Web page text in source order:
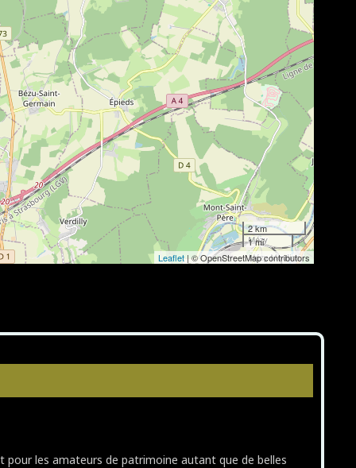
2 km
1 mi
Leaflet | © OpenStreetMap contributors
pour les amateurs de patrimoine autant que de belles